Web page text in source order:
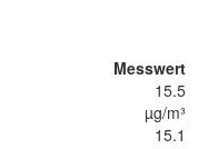
Messwert
15.5
µg/m³
15.1